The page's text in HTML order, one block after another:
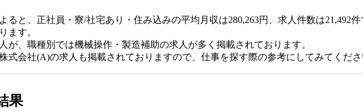
ると、正社員・寮/社宅あり・住み込みの平均月収は280,263円、求人件数は21,492
ます。
が、職種別では機械操作・製造補助の求人が多く掲載されております。
式会社(A)の求人も掲載されておりますので、仕事を探す際の参考にしてみてくだ
果